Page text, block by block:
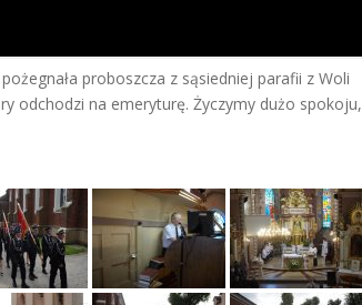
proboszcza z sąsiedniej parafii z Woli
odchodzi na emeryturę. Życzymy dużo spokoju,